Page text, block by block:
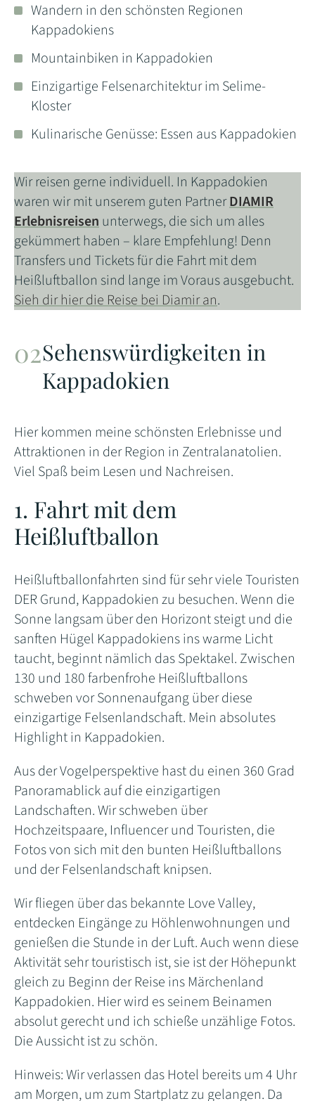
Wandern in den schönsten Regionen
Kappadokiens
Mountainbiken in Kappadokien
Einzigartige Felsenarchitektur im Selime-
Kloster
Kulinarische Genüsse: Essen aus Kappadokien
Wir reisen gerne individuell. In Kappadokien
waren wir mit unserem guten PartnerDIAMIR
Erlebnisreisenunterwegs, die sich um alles
gekümmert haben – klare Empfehlung! Denn
Transfers und Tickets für die Fahrt mit dem
Heißluftballon sind lange im Voraus ausgebucht.
Sieh dir hier die Reise bei Diamir an.
Sehenswürdigkeiten in
Kappadokien
Hier kommen meine schönsten Erlebnisse und
Attraktionen in der Region in Zentralanatolien.
Viel Spaß beim Lesen und Nachreisen.
1. Fahrt mit dem
Heißluftballon
Heißluftballonfahrten sind für sehr viele Touristen
DER Grund, Kappadokien zu besuchen. Wenn die
Sonne langsam über den Horizont steigt und die
sanften Hügel Kappadokiens ins warme Licht
taucht, beginnt nämlich das Spektakel. Zwischen
130 und 180 farbenfrohe Heißluftballons
schweben vor Sonnenaufgang über diese
einzigartige Felsenlandschaft. Mein absolutes
Highlight in Kappadokien.
Aus der Vogelperspektive hast du einen 360 Grad
Panoramablick auf die einzigartigen
Landschaften. Wir schweben über
Hochzeitspaare, Influencer und Touristen, die
Fotos von sich mit den bunten Heißluftballons
und der Felsenlandschaft knipsen.
Wir fliegen über das bekannte Love Valley,
entdecken Eingänge zu Höhlenwohnungen und
genießen die Stunde in der Luft. Auch wenn diese
Aktivität sehr touristisch ist, sie ist der Höhepunkt
gleich zu Beginn der Reise ins Märchenland
Kappadokien. Hier wird es seinem Beinamen
absolut gerecht und ich schieße unzählige Fotos.
Die Aussicht ist zu schön.
Hinweis: Wir verlassen das Hotel bereits um 4 Uhr
am Morgen, um zum Startplatz zu gelangen. Da